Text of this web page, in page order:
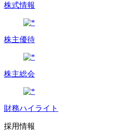
株式情報
株主優待
株主総会
財務ハイライト
採用情報